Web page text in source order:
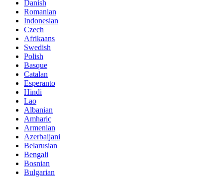
Danish
Romanian
Indonesian
Czech
Afrikaans
Swedish
Polish
Basque
Catalan
Esperanto
Hindi
Lao
Albanian
Amharic
Armenian
Azerbaijani
Belarusian
Bengali
Bosnian
Bulgarian